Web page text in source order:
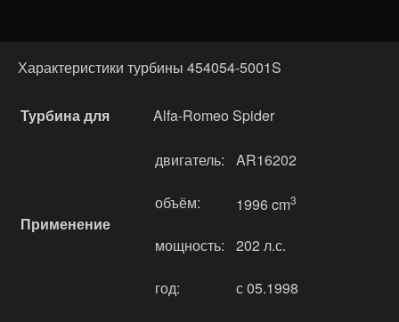
Характеристики турбины 454054-5001S
Турбина для Alfa-Romeo Spider
Применение
двигатель: AR16202
объём: 1996 cm3
мощность: 202 л.с.
год: с 05.1998